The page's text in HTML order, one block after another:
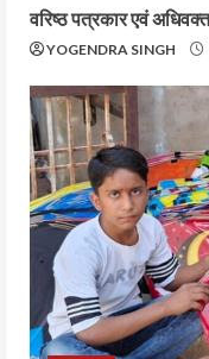
वरिष्ठ पत्रकार एवं
YOGENDRA SINGH